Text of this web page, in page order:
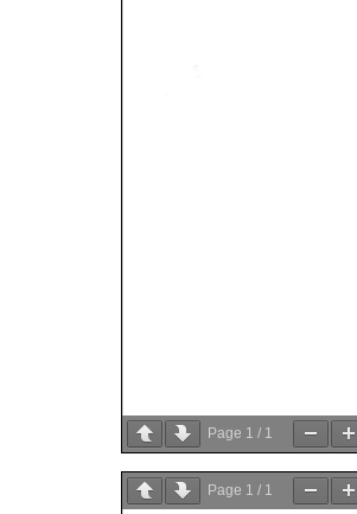
Page 1 / 1
Page 1 / 1